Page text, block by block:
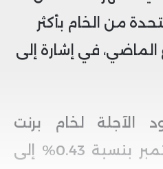
من الخام بأكثر
في إشارة إلى
الآجلة لخام برنت
القياسي تسليم سبتمبر بنسبة 0.43% إلى